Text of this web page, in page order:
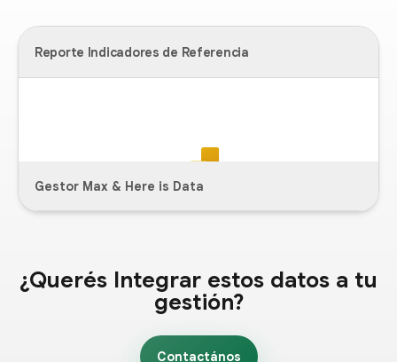
Reporte Indicadores de Referencia
Gestor Max & Here is Data
¿Querés Integrar estos datos a tu
gestión?
Contactános